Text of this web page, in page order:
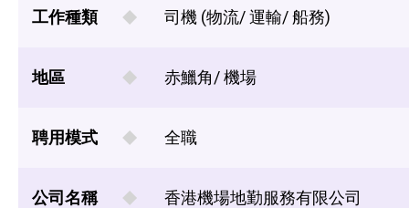
工作種類 司機 (物流/ 運輸/ 船務)
地區 赤鱲角/ 機場
聘用模式 全職
公司名稱
香港機場地勤服務有限公司